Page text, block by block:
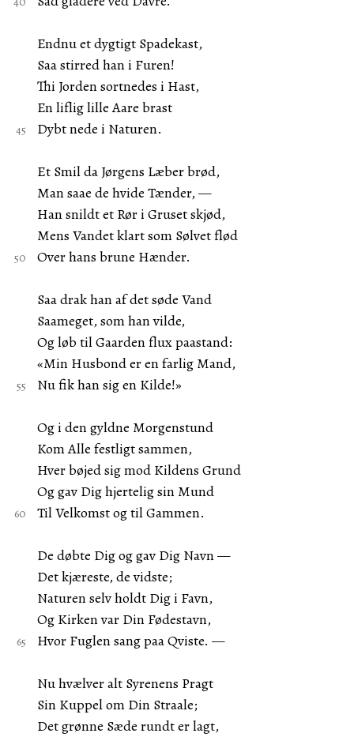
Endnu et dygtigt Spadekast,
Saa stirred han i Furen!
Thi Jorden sortnedes i Hast,
En liflig lille Aare brast
Dybt nede i Naturen.
Et Smil da Jørgens Læber brød,
Man saae de hvide Tænder, —
Han snildt et Rør i Gruset skjød,
Mens Vandet klart som Sølvet flød
Over hans brune Hænder.
Saa drak han af det søde Vand
Saameget, som han vilde,
Og løb til Gaarden flux paastand:
«Min Husbond er en farlig Mand,
Nu fik han sig en Kilde!»
Og i den gyldne Morgenstund
Kom Alle festligt sammen,
Hver bøjed sig mod Kildens Grund
Og gav Dig hjertelig sin Mund
Til Velkomst og til Gammen.
De døbte Dig og gav Dig Navn —
Det kjæreste, de vidste;
Naturen selv holdt Dig i Favn,
Og Kirken var Din Fødestavn,
Hvor Fuglen sang paa Qviste. —
Nu hvælver alt Syrenens Pragt
Sin Kuppel om Din Straale;
Det grønne Sæde rundt er lagt,